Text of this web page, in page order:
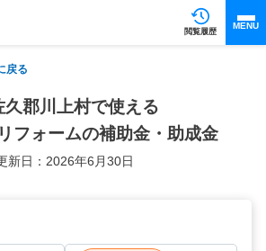
閲覧履歴
MENU
戻る
久郡川上村で使える
フォームの補助金・助成金
新日：2026年6月30日